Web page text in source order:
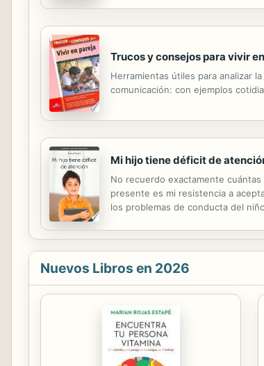
Trucos y consejos para vivir
Herramientas útiles para analizar
comunicación: con ejemplos
Mi hijo tiene déficit de
No recuerdo exactamente
presente es mi resistencia a
los problemas de conducta del
Nuevos Libros en 2026